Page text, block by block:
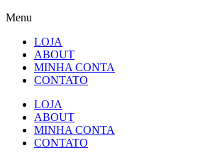
Menu
LOJA
ABOUT
MINHA CONTA
CONTATO
LOJA
ABOUT
MINHA CONTA
CONTATO